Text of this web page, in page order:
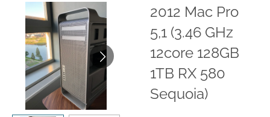
2012 Mac Pro
5,1 (3.46 GHz
12core 128GB
1TB RX 580
Sequoia)